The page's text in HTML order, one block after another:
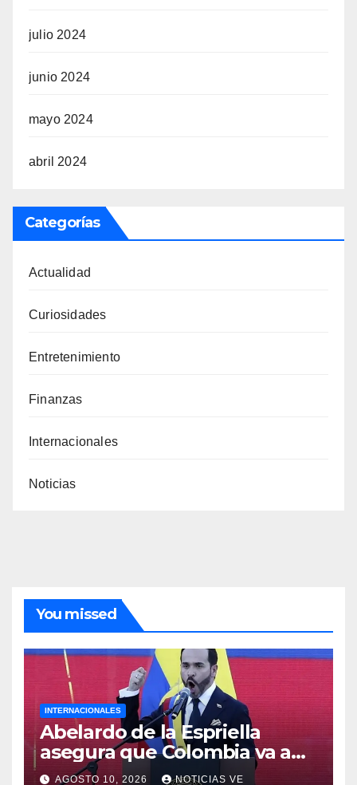
julio 2024
junio 2024
mayo 2024
abril 2024
Categorías
Actualidad
Curiosidades
Entretenimiento
Finanzas
Internacionales
Noticias
You missed
INTERNACIONALES
Abelardo de la Espriella
asegura que Colombia va a
apoyar la ‘democracia’ y la
AGOSTO 10, 2026 NOTICIAS VE